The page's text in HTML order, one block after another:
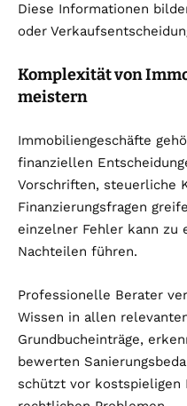
Diese Informationen
oder
Komplexität von
meistern
Immobiliengeschäfte
finanziellen
Vorschriften, steuerliche
Finanzierungsfragen
einzelner Fehler kann zu
Nachteilen führen.
Professionelle Berater
Wissen in allen
Grundbucheinträge,
bewerten
schützt vor kostspieligen